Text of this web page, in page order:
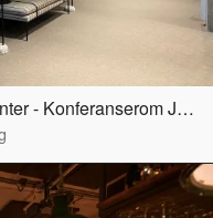
INC. Valle konferanse- og møtesenter - Konferanserom Jordal